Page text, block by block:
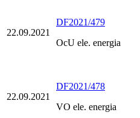
22.09.2021
DF2021/479
OcU ele. energia
22.09.2021
DF2021/478
VO ele. energia